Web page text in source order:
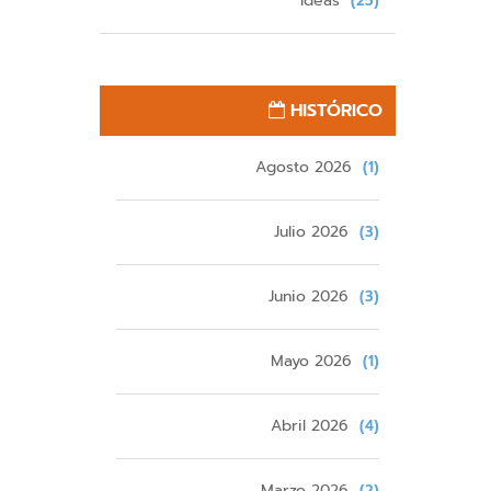
HISTÓRICO
Agosto 2026 (1)
Julio 2026 (3)
Junio 2026 (3)
Mayo 2026 (1)
Abril 2026 (4)